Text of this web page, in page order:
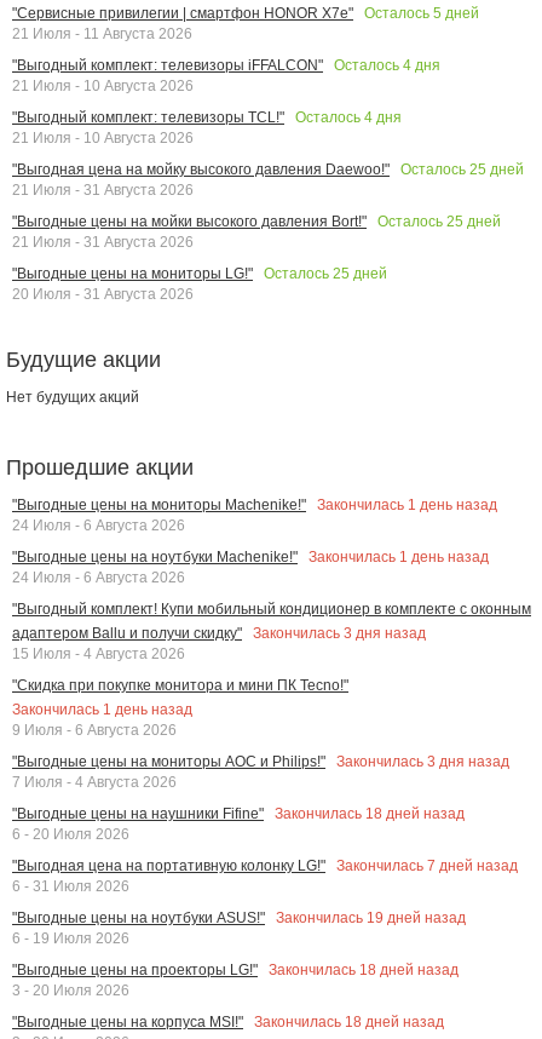
"Сервисные привилегии | смартфон HONOR X7e"
Осталось 5 дней
21 Июля - 11 Августа 2026
"Выгодный комплект: телевизоры iFFALCON"
Осталось 4 дня
21 Июля - 10 Августа 2026
"Выгодный комплект: телевизоры TCL!"
Осталось 4 дня
21 Июля - 10 Августа 2026
"Выгодная цена на мойку высокого давления Daewoo!"
Осталось 25 дней
21 Июля - 31 Августа 2026
"Выгодные цены на мойки высокого давления Bort!"
Осталось 25 дней
21 Июля - 31 Августа 2026
"Выгодные цены на мониторы LG!"
Осталось 25 дней
20 Июля - 31 Августа 2026
Будущие акции
Нет будущих акций
Прошедшие акции
"Выгодные цены на мониторы Machenike!" Закончилась 1 день назад
24 Июля - 6 Августа 2026
"Выгодные цены на ноутбуки Machenike!"
Закончилась 1 день назад
24 Июля - 6 Августа 2026
"Выгодный комплект! Купи мобильный кондиционер в комплекте с оконным
адаптером Ballu и получи скидку"
Закончилась 3 дня назад
15 Июля - 4 Августа 2026
"Скидка при покупке монитора и мини ПК Tecno!"
Закончилась 1 день назад
9 Июля - 6 Августа 2026
"Выгодные цены на мониторы AOC и Philips!"
Закончилась 3 дня назад
7 Июля - 4 Августа 2026
"Выгодные цены на наушники Fifine"
Закончилась 18 дней назад
6 - 20 Июля 2026
"Выгодная цена на портативную колонку LG!"
Закончилась 7 дней назад
6 - 31 Июля 2026
"Выгодные цены на ноутбуки ASUS!"
Закончилась 19 дней назад
6 - 19 Июля 2026
"Выгодные цены на проекторы LG!"
Закончилась 18 дней назад
3 - 20 Июля 2026
"Выгодные цены на корпуса MSI!"
Закончилась 18 дней назад